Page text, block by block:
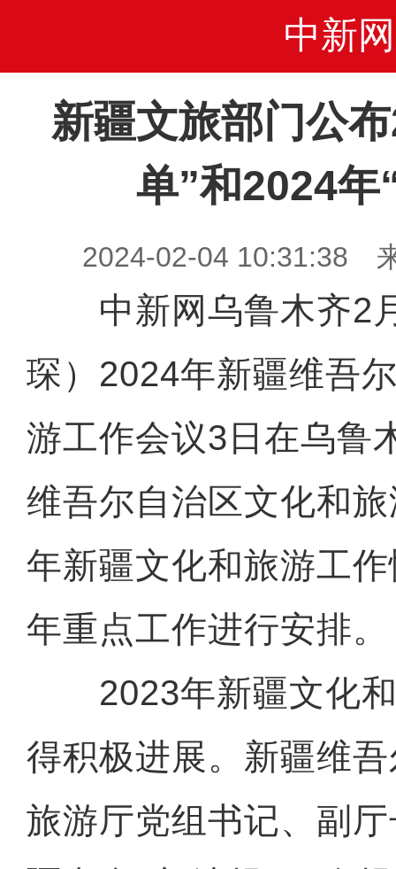
中新网
新疆文旅部门公
单”和2024年
2024-02-04 10:31:38
中新网乌鲁木齐2
琛）2024年新疆维吾
游工作会议3日在乌鲁
维吾尔自治区文化和
年新疆文化和旅游工
年重点工作进行安排。
2023年新疆文化和
得积极进展。新疆维
旅游厅党组书记、副